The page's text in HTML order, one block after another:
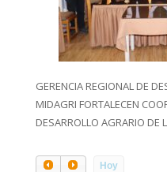
GERENCIA REGIONAL DE
MIDAGRI FORTALECEN
DESARROLLO AGRARIO DE
Hoy